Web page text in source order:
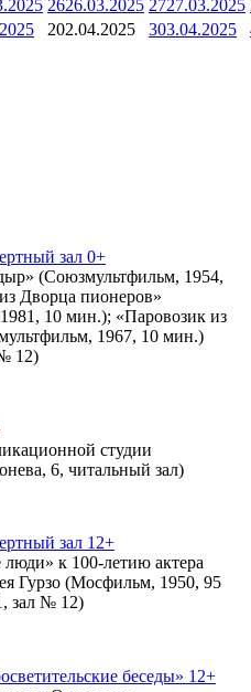
2626.03.2025 2727.03.2025
202.04.2025 303.04.2025
зал 0+
(Союзмультфильм, 1954,
Дворца пионеров»
10 мин.); «Паровозик из
1967, 10 мин.)
12)
студии
6, читальный зал)
зал 12+
к 100-летию актера
Гурзо (Мосфильм, 1950, 95
зал № 12)
беседы» 12+